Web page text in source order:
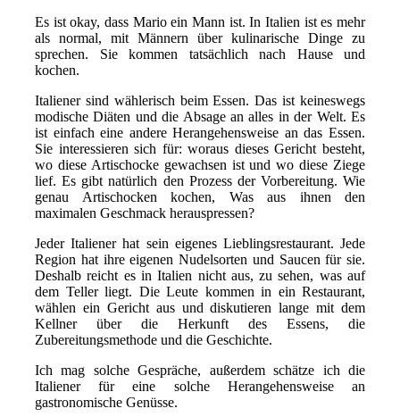
Es ist okay, dass Mario ein Mann ist. In Italien ist es mehr
als normal, mit Männern über kulinarische Dinge zu
sprechen. Sie kommen tatsächlich nach Hause und
kochen.
Italiener sind wählerisch beim Essen. Das ist keineswegs
modische Diäten und die Absage an alles in der Welt. Es
ist einfach eine andere Herangehensweise an das Essen.
Sie interessieren sich für: woraus dieses Gericht besteht,
wo diese Artischocke gewachsen ist und wo diese Ziege
lief. Es gibt natürlich den Prozess der Vorbereitung. Wie
genau Artischocken kochen, Was aus ihnen den
maximalen Geschmack herauspressen?
Jeder Italiener hat sein eigenes Lieblingsrestaurant. Jede
Region hat ihre eigenen Nudelsorten und Saucen für sie.
Deshalb reicht es in Italien nicht aus, zu sehen, was auf
dem Teller liegt. Die Leute kommen in ein Restaurant,
wählen ein Gericht aus und diskutieren lange mit dem
Kellner über die Herkunft des Essens, die
Zubereitungsmethode und die Geschichte.
Ich mag solche Gespräche, außerdem schätze ich die
Italiener für eine solche Herangehensweise an
gastronomische Genüsse.